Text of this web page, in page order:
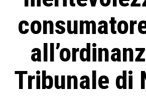
Tribunale di